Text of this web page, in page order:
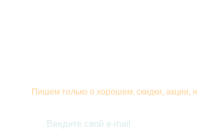
Пишем только о хорошем: скидки, акции,